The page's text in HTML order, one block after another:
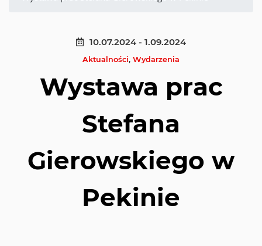
10.07.2024 - 1.09.2024
Aktualności, Wydarzenia
Wystawa prac
Stefana
Gierowskiego w
Pekinie